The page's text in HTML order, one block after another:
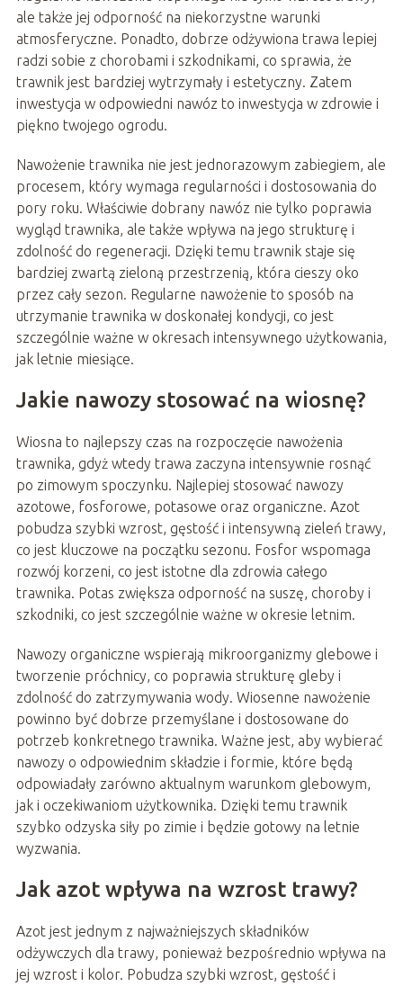
ale także jej odporność na niekorzystne warunki
atmosferyczne. Ponadto, dobrze odżywiona trawa lepiej
radzi sobie z chorobami i szkodnikami, co sprawia, że
trawnik jest bardziej wytrzymały i estetyczny. Zatem
inwestycja w odpowiedni nawóz to inwestycja w zdrowie i
piękno twojego ogrodu.
Nawożenie trawnika nie jest jednorazowym zabiegiem, ale
procesem, który wymaga regularności i dostosowania do
pory roku. Właściwie dobrany nawóz nie tylko poprawia
wygląd trawnika, ale także wpływa na jego strukturę i
zdolność do regeneracji. Dzięki temu trawnik staje się
bardziej zwartą zieloną przestrzenią, która cieszy oko
przez cały sezon. Regularne nawożenie to sposób na
utrzymanie trawnika w doskonałej kondycji, co jest
szczególnie ważne w okresach intensywnego użytkowania,
jak letnie miesiące.
Jakie nawozy stosować na wiosnę?
Wiosna to najlepszy czas na rozpoczęcie nawożenia
trawnika, gdyż wtedy trawa zaczyna intensywnie rosnąć
po zimowym spoczynku. Najlepiej stosować nawozy
azotowe, fosforowe, potasowe oraz organiczne. Azot
pobudza szybki wzrost, gęstość i intensywną zieleń trawy,
co jest kluczowe na początku sezonu. Fosfor wspomaga
rozwój korzeni, co jest istotne dla zdrowia całego
trawnika. Potas zwiększa odporność na suszę, choroby i
szkodniki, co jest szczególnie ważne w okresie letnim.
Nawozy organiczne wspierają mikroorganizmy glebowe i
tworzenie próchnicy, co poprawia strukturę gleby i
zdolność do zatrzymywania wody. Wiosenne nawożenie
powinno być dobrze przemyślane i dostosowane do
potrzeb konkretnego trawnika. Ważne jest, aby wybierać
nawozy o odpowiednim składzie i formie, które będą
odpowiadały zarówno aktualnym warunkom glebowym,
jak i oczekiwaniom użytkownika. Dzięki temu trawnik
szybko odzyska siły po zimie i będzie gotowy na letnie
wyzwania.
Jak azot wpływa na wzrost trawy?
Azot jest jednym z najważniejszych składników
odżywczych dla trawy, ponieważ bezpośrednio wpływa na
jej wzrost i kolor. Pobudza szybki wzrost, gęstość i